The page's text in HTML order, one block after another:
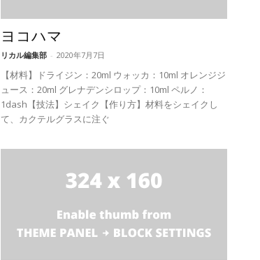
ヨコハマ
リカル編集部 - 2020年7月7日
【材料】ドライジン：20ml ウォッカ：10ml オレンジジ
ュース：20ml グレナデンシロップ：10ml ペルノ：
1dash【技法】シェイク【作り方】材料をシェイクし
て、カクテルグラスに注ぐ